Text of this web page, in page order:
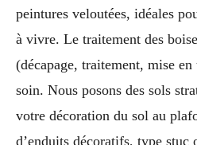
peintures veloutées, idéales
à vivre. Le traitement des
(décapage, traitement, mise
soin. Nous posons des sols
votre décoration du sol au
d’enduits décoratifs, type stuc